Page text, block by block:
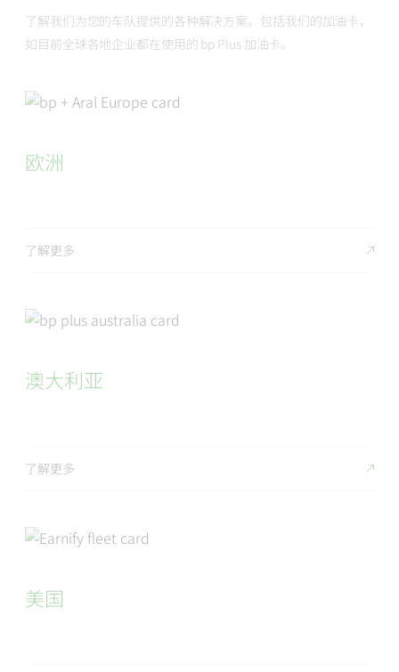
了解我们为您的车队提供的各种解决方案。包括我们的加油卡，
如目前全球各地企业都在使用的 bp Plus 加油卡。
欧洲
了解更多
澳大利亚
了解更多
美国